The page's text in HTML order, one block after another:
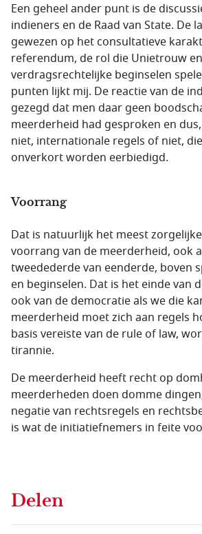
Een geheel ander punt is de
indieners en de Raad van State. De
gewezen op het consultatieve
referendum, de rol die Unietrouw en
verdragsrechtelijke beginselen
punten lijkt mij. De reactie van de
gezegd dat men daar geen
meerderheid had gesproken en
niet, internationale regels of niet,
onverkort worden eerbiedigd.
Voorrang
Dat is natuurlijk het meest
voorrang van de meerderheid, ook
tweedederde van eenderde, boven
en beginselen. Dat is het einde van
ook van de democratie als we die
meerderheid moet zich aan regels
basis vereiste van de rule of law,
tirannie.
De meerderheid heeft recht op
meerderheden doen domme
negatie van rechtsregels en
is wat de initiatiefnemers in feite
Delen